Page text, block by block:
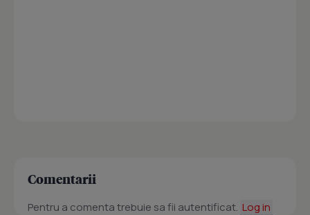
Comentarii
Pentru a comenta trebuie sa fii autentificat. Log in